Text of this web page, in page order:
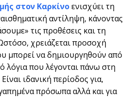
στον Καρκίνοενισχύει τη
αντίληψη, κάνοντας
τις προθέσεις και τη
χρειάζεται προσοχή
μπορεί να δημιουργηθούν από
λόγια που λέγονται πάνω στη
ιδανική περίοδος για,
πρόσωπα αλλά και για